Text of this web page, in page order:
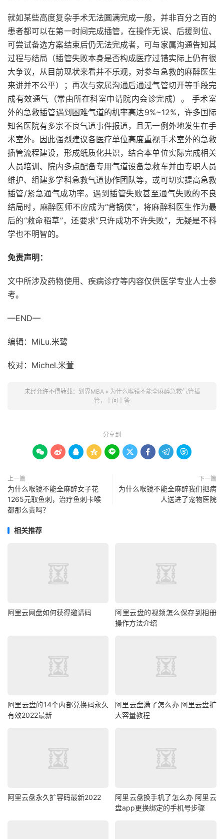
就如某些高度复杂手术无法圆满完成一般，并非百分之百的
患者都可以在第一时间完成插管，在操作无误、后援到位、
可尝试备选方案结束后仍无法完成者，可与家属沟通告知其
过程与结局（插管失败本身是否构成医疗过错实际上仍有很
大争议，从目前现状来看并不乐观，对参与急救的麻醉医生
来讲并不公平）；再次与家属沟通后通过气管切开等手段完
成有效通气（常由所在科室申请院内会诊完成）。 手术室
外的急救插管遇到困难气道的机率高达9%~12%，许多国际
知名医院有多宗不良气道事件报道，且无一例外地发生在手
术室外。因此强烈建议各医疗单位高度重视手术室外的急救
插管流程建设，形成纸质化共识，结合本单位实际完成相关
人员培训、院内多点配备专用气道设备急救车并由专职人员
维护、组建多学科急救气道协作团队等，或可切实提高急救
插管/紧急通气成功率。遇到插管失败甚至通气失败的不良
结局时，麻醉医师不应成为“背锅侠”，将麻醉科医生作为最
后的“救命稻草”，还要求“只许成功不许失败”，无疑是不科
学也不明智的。
免责声明：
文中所涉及药物使用、疾病诊疗等内容仅供医学专业人士参
考。
—END—
编辑：MiLu.米鹭
校对：Michel.米萱
未经允许不得转载： 划界MBA» 为什么喉镜不能全麻醉急救气管插
管，十问十答
分享到
        
上一篇
为什么喉镜不能全麻醉女子花
1265元取鱼刺，治疗鱼刺卡喉
都那么贵吗？
下一篇
为什么喉镜不能全麻醉我们把病
人送进了宠物医院
相关推荐
阿里云网盘如何获得邀请码
阿里云盘的视频怎么保存到相册
操作方法介绍
阿里云盘的14个内部兑换码永久
有效2022最新
阿里云盘满了怎么办 阿里云盘扩
大容量教程
阿里云盘永久扩容码最新2022
阿里云盘换手机了怎么办 阿里云
盘app更换绑定的手机号步骤